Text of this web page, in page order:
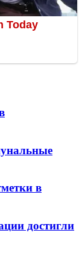
в
достигли